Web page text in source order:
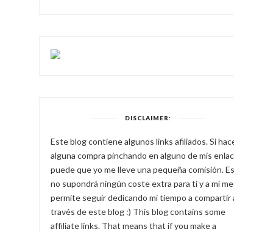
DISCLAIMER:
Este blog contiene algunos links afiliados. Si haces
alguna compra pinchando en alguno de mis enlaces,
puede que yo me lleve una pequeña comisión. Esto
no supondrá ningún coste extra para ti y a mí me
permite seguir dedicando mi tiempo a compartir a
través de este blog :) This blog contains some
affiliate links. That means that if you make a